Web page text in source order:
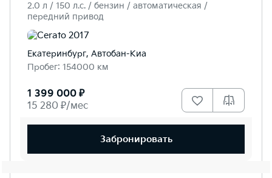
2.0 л / 150 л.c. / бензин / автоматическая /
передний привод
Екатеринбург, Автобан-Киа
Пробег: 154000 км
1 399 000 ₽
15 280 ₽/мес
Забронировать